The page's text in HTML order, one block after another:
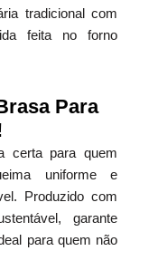
tradicional com
feita no forno
Para
certa para quem
uniforme e
Produzido com
garante
para quem não